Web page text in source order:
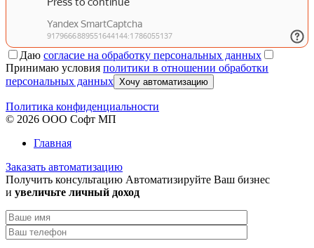
Даю согласие на обработку персональных данных
Принимаю условия политики в отношении обработки
персональных данных Хочу автоматизацию
Политика конфиденциальности
© 2026 ООО Софт МП
Главная
Заказать автоматизацию
Получить консультацию Автоматизируйте Ваш бизнес
и увеличьте личный доход